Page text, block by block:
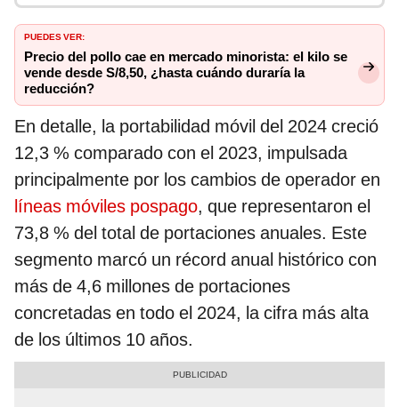
PUEDES VER:
Precio del pollo cae en mercado minorista: el kilo se
vende desde S/8,50, ¿hasta cuándo duraría la
reducción?
En detalle, la portabilidad móvil del 2024 creció
12,3 % comparado con el 2023, impulsada
principalmente por los cambios de operador en
líneas móviles pospago, que representaron el
73,8 % del total de portaciones anuales. Este
segmento marcó un récord anual histórico con
más de 4,6 millones de portaciones
concretadas en todo el 2024, la cifra más alta
de los últimos 10 años.